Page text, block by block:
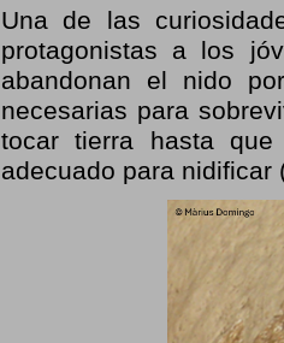
Una de las
protagonistas a los
abandonan el nido
necesarias para
tocar tierra hasta
adecuado para nidificar